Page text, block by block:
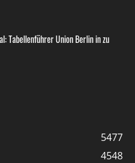
Tabellenführer Union Berlin in zu
5477
4548